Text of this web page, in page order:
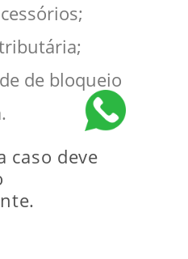
de bloqueio
caso deve